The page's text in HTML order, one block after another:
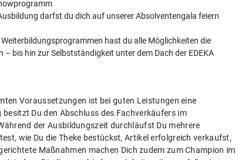
darfst du dich auf unserer Absolventengala feiern
hast du alle Möglichkeiten die
bis hin zur Selbstständigkeit unter dem Dach der EDEKA
Voraussetzungen ist bei guten Leistungen eine
Du den Abschluss des Fachverkäufers im
der Ausbildungszeit durchläufst Du mehrere
wie Du die Theke bestückst, Artikel erfolgreich verkaufst,
Maßnahmen machen Dich zudem zum Champion im